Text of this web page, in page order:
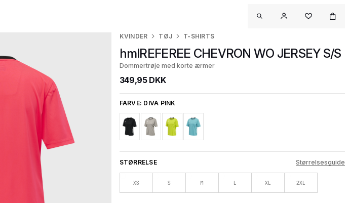
KVINDER TØJ T-SHIRTS
hmlREFEREE CHEVRON WO JERSEY S/S
Dommertrøje med korte ærmer
349,95 DKK
FARVE: DIVA PINK
STØRRELSE Størrelsesguide
XS S M L XL 2XL